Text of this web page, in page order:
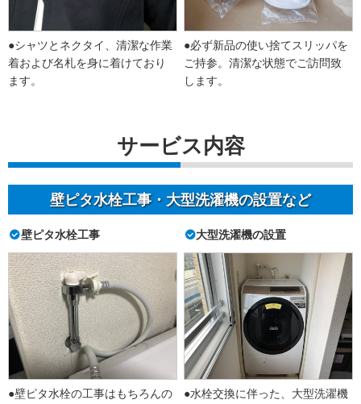
●シャツとネクタイ、清潔な作業
着および名札を身に着けており
ます。
●必ず新品の使い捨てスリッパを
ご持参。清潔な状態でご訪問致
します。
サービス内容
壁ピタ水栓工事・大型洗濯機の設置など
壁ピタ水栓工事
●壁ピタ水栓の工事はもちろんの
大型洗濯機の設置
●水栓交換に伴った、大型洗濯機